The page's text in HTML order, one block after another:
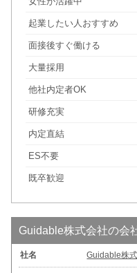
起業したい人おすすめ
面接後すぐ働ける
大量採用
他社内定者OK
研修充実
内定直結
ES不要
既卒歓迎
Guidable株式会社の会
社名 Guidable株